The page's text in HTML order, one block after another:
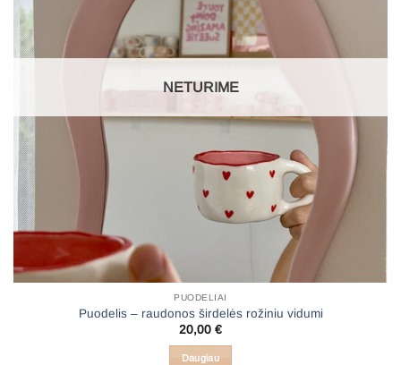
NETURIME
PUODELIAI
Puodelis – raudonos širdelės rožiniu vidumi
20,00 €
Daugiau